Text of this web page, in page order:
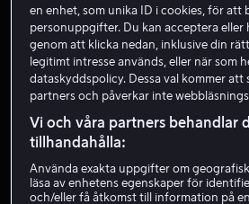
Snakes on a Plane
HD
Hyr 49 kr
en enhet, som unika ID i cookies, för att
personuppgifter. Du kan acceptera eller
genom att klicka nedan, inklusive din
legitimt intresse används, eller när som
dataskyddspolicy. Dessa val kommer att
partners och påverkar inte
Vi och våra partners behandlar
tillhandahålla:
Använda exakta uppgifter om
läsa av enhetens egenskaper för
och/eller få åtkomst till information på